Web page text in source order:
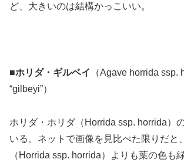
ど、大きいのは結構かっこいい。
■ホリダ・ギルベイ
（Agave horrida ssp.
“gilbeyi”）
ホリダ・ホリダ（Horrida ssp. horrida）
いる。ネットで画像を見比べた限りだと
（Horrida ssp. horrida）よりも葉の色も